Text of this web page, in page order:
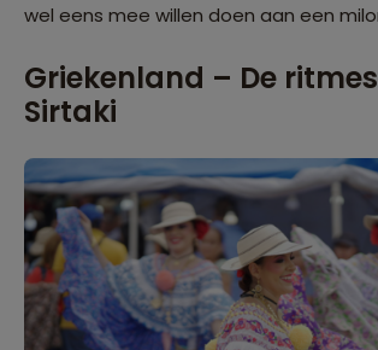
wel eens mee willen doen aan een
Griekenland – De
Sirtaki